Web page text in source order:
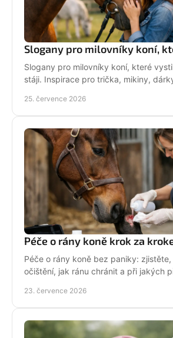
Slogany pro milovníky koní,
Slogany pro milovníky koní, které
stáji. Inspirace pro trička, mikiny,
25. července 2026
Péče o rány koně krok za
Péče o rány koně bez paniky:
očištění, jak ránu chránit a při jakých
23. července 2026